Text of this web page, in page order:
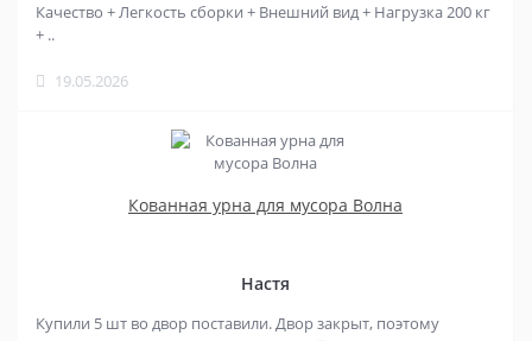
Качество + Легкость сборки + Внешний вид + Нагрузка 200 кг
+ ..
19.05.2026
Кованная урна для мусора Волна
Настя
Купили 5 шт во двор поставили. Двор закрыт, поэтому